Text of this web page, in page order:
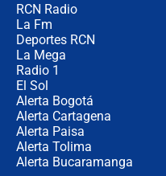
RCN Radio
La Fm
Deportes RCN
La Mega
Radio 1
El Sol
Alerta Bogotá
Alerta Cartagena
Alerta Paisa
Alerta Tolima
Alerta Bucaramanga